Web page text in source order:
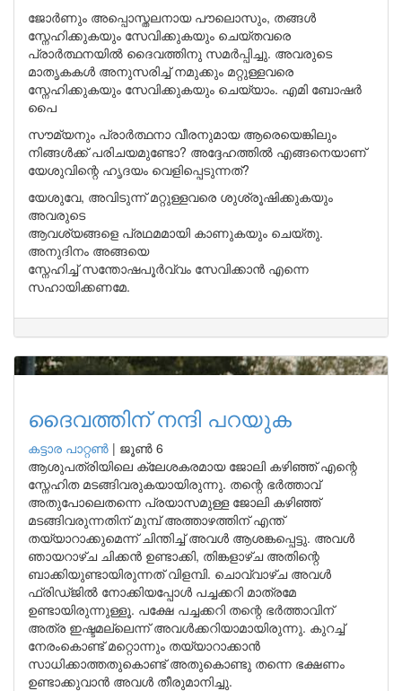
ജോർണും അപ്പൊസ്തലനായ പൗലൊസും, തങ്ങൾ
സ്നേഹിക്കുകയും സേവിക്കുകയും ചെയ്തവരെ
പ്രാർത്ഥനയിൽ ദൈവത്തിനു സമർപ്പിച്ചു. അവരുടെ
മാതൃകകൾ അനുസരിച്ച് നമുക്കും മറ്റുള്ളവരെ
സ്നേഹിക്കുകയും സേവിക്കുകയും ചെയ്യാം. എമി ബോഷർ
പൈ
സൗമ്യനും പ്രാർത്ഥനാ വീരനുമായ ആരെയെങ്കിലും
നിങ്ങൾക്ക് പരിചയമുണ്ടോ? അദ്ദേഹത്തിൽ എങ്ങനെയാണ്
യേശുവിന്റെ ഹൃദയം വെളിപ്പെടുന്നത്?
യേശുവേ, അവിടുന്ന് മറ്റുള്ളവരെ ശുശ്രൂഷിക്കുകയും
അവരുടെ
ആവശ്യങ്ങളെ പ്രഥമമായി കാണുകയും ചെയ്തു.
അനുദിനം അങ്ങയെ
സ്നേഹിച്ച് സന്തോഷപൂർവ്വം സേവിക്കാൻ എന്നെ
സഹായിക്കണമേ.
ദൈവത്തിന് നന്ദി പറയുക
കട്ടാര പാറ്റൺ | ജൂൺ 6
ആശുപത്രിയിലെ ക്ലേശകരമായ ജോലി കഴിഞ്ഞ് എന്റെ
സ്നേഹിത മടങ്ങിവരുകയായിരുന്നു. തന്റെ ഭർത്താവ്
അതുപോലെതന്നെ പ്രയാസമുള്ള ജോലി കഴിഞ്ഞ്
മടങ്ങിവരുന്നതിന് മുമ്പ് അത്താഴത്തിന് എന്ത്
തയ്യാറാക്കുമെന്ന് ചിന്തിച്ച് അവൾ ആശങ്കപ്പെട്ടു. അവൾ
ഞായറാഴ്ച ചിക്കൻ ഉണ്ടാക്കി, തിങ്കളാഴ്ച അതിന്റെ
ബാക്കിയുണ്ടായിരുന്നത് വിളമ്പി. ചൊവ്വാഴ്ച അവൾ
ഫ്രിഡ്ജിൽ നോക്കിയപ്പോൾ പച്ചക്കറി മാത്രമേ
ഉണ്ടായിരുന്നുള്ളൂ. പക്ഷേ പച്ചക്കറി തന്റെ ഭർത്താവിന്
അത്ര ഇഷ്ടമല്ലെന്ന് അവൾക്കറിയാമായിരുന്നു. കുറച്ച്
നേരംകൊണ്ട് മറ്റൊന്നും തയ്യാറാക്കാൻ
സാധിക്കാത്തതുകൊണ്ട് അതുകൊണ്ടു തന്നെ ഭക്ഷണം
ഉണ്ടാക്കുവാൻ അവൾ തീരുമാനിച്ചു.